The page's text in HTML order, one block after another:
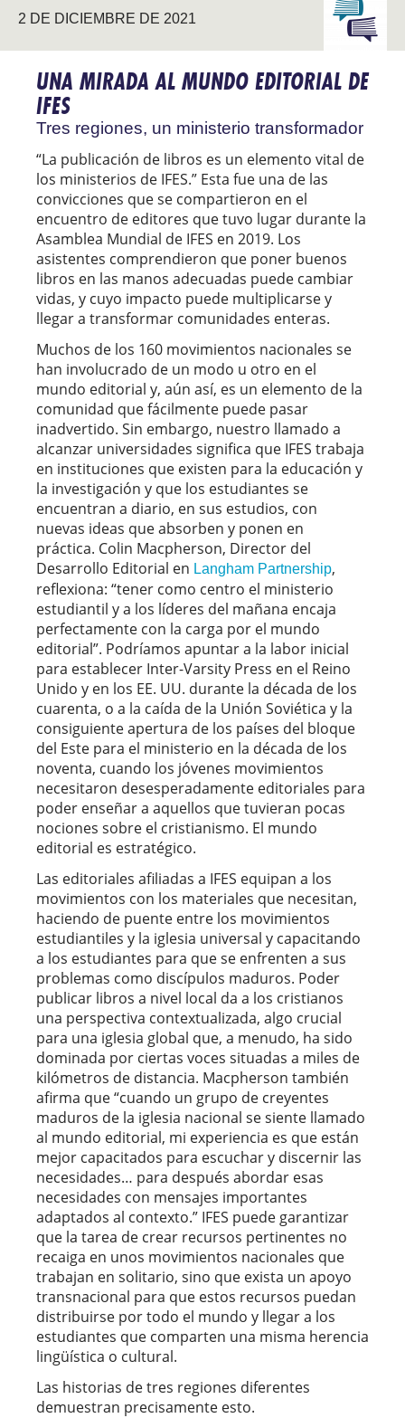
2 DE DICIEMBRE DE 2021
CON LA
UNA MIRADA AL MUNDO EDITORIAL DE
IFES
Tres regiones, un ministerio transformador
“La publicación de libros es un elemento vital de
los ministerios de IFES.” Esta fue una de las
convicciones que se compartieron en el
encuentro de editores que tuvo lugar durante la
Asamblea Mundial de IFES en 2019. Los
asistentes comprendieron que poner buenos
libros en las manos adecuadas puede cambiar
vidas, y cuyo impacto puede multiplicarse y
llegar a transformar comunidades enteras.
Muchos de los 160 movimientos nacionales se
han involucrado de un modo u otro en el
mundo editorial y, aún así, es un elemento de la
comunidad que fácilmente puede pasar
inadvertido. Sin embargo, nuestro llamado a
alcanzar universidades significa que IFES trabaja
en instituciones que existen para la educación y
la investigación y que los estudiantes se
encuentran a diario, en sus estudios, con
nuevas ideas que absorben y ponen en
práctica. Colin Macpherson, Director del
Desarrollo Editorial en Langham Partnership,
reflexiona: “tener como centro el ministerio
estudiantil y a los líderes del mañana encaja
perfectamente con la carga por el mundo
editorial”. Podríamos apuntar a la labor inicial
para establecer Inter-Varsity Press en el Reino
Unido y en los EE. UU. durante la década de los
cuarenta, o a la caída de la Unión Soviética y la
consiguiente apertura de los países del bloque
del Este para el ministerio en la década de los
noventa, cuando los jóvenes movimientos
necesitaron desesperadamente editoriales para
poder enseñar a aquellos que tuvieran pocas
nociones sobre el cristianismo. El mundo
editorial es estratégico.
Las editoriales afiliadas a IFES equipan a los
movimientos con los materiales que necesitan,
haciendo de puente entre los movimientos
estudiantiles y la iglesia universal y capacitando
a los estudiantes para que se enfrenten a sus
problemas como discípulos maduros. Poder
publicar libros a nivel local da a los cristianos
una perspectiva contextualizada, algo crucial
para una iglesia global que, a menudo, ha sido
dominada por ciertas voces situadas a miles de
kilómetros de distancia. Macpherson también
afirma que “cuando un grupo de creyentes
maduros de la iglesia nacional se siente llamado
al mundo editorial, mi experiencia es que están
mejor capacitados para escuchar y discernir las
necesidades… para después abordar esas
necesidades con mensajes importantes
adaptados al contexto.” IFES puede garantizar
que la tarea de crear recursos pertinentes no
recaiga en unos movimientos nacionales que
trabajan en solitario, sino que exista un apoyo
transnacional para que estos recursos puedan
distribuirse por todo el mundo y llegar a los
estudiantes que comparten una misma herencia
lingüística o cultural.
Las historias de tres regiones diferentes
demuestran precisamente esto.